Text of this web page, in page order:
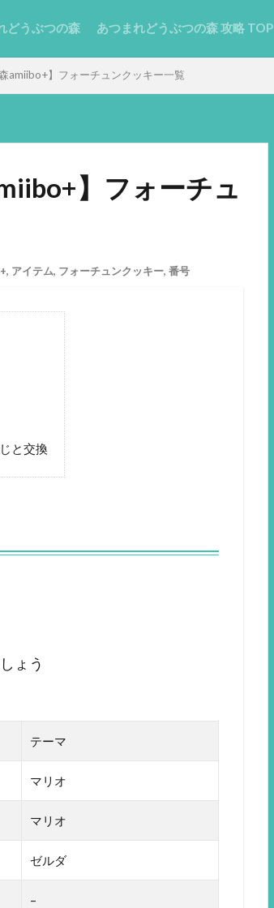
どうぶつの森 あつまれどうぶつの森 攻略 TOP
amiibo+】フォーチュンクッキー一覧
】フォーチュ
, アイテム, フォーチュンクッキー, 番号
と交換
ょう
テーマ
マリオ
マリオ
ゼルダ
–